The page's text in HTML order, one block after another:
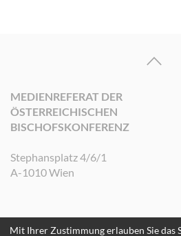
MEDIENREFERAT DER
ÖSTERREICHISCHEN
BISCHOFSKONFERENZ
Stephansplatz 4/6/1
A-1010 Wien
Mit Ihrer Zustimmung erlauben Sie das